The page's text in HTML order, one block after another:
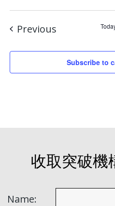
PreviousEvents
Subscribe to
收取突破機
Name: